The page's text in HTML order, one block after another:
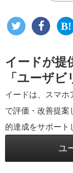
イードが提
「ユーザ
イードは、スマホ
で評価・改善提案
的達成をサポート
ユ